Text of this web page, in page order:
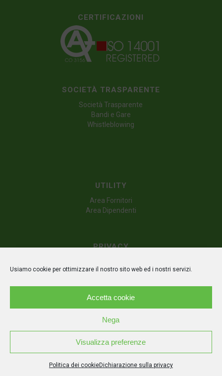
Usiamo cookie per ottimizzare il nostro sito web ed i nostri servizi.
Accetta cookie
Nega
Visualizza preferenze
Politica dei cookieDichiarazione sulla privacy
CERTIFICAZIONI
SOCIETÀ TRASPARENTE
Società Trasparente
Bandi e Gare
Whistleblowing
UTILITY
Area Fornitori
Area Dipendenti
PRIVACY
Politica dei cookie (UE)
© Copyright - Irpiniambiente s.p.a. | P.IVA IT02626510644 | Powered by
M.A.C